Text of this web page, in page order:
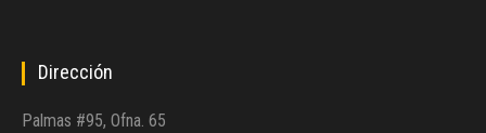
Dirección
Palmas #95, Ofna. 65